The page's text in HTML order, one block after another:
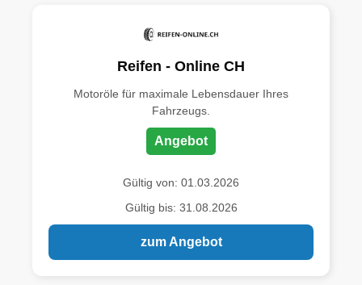
Reifen - Online CH
Motoröle für maximale Lebensdauer Ihres
Fahrzeugs.
Angebot
Gültig von: 01.03.2026
Gültig bis: 31.08.2026
zum Angebot